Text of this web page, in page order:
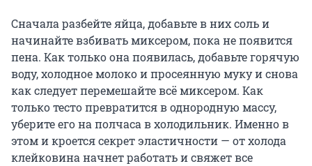
Сначала разбейте яйца, добавьте в них соль и
начинайте взбивать миксером, пока не появится
пена. Как только она появилась, добавьте горячую
воду, холодное молоко и просеянную муку и снова
как следует перемешайте всё миксером. Как
только тесто превратится в однородную массу,
уберите его на полчаса в холодильник. Именно в
этом и кроется секрет эластичности — от холода
клейковина начнет работать и свяжет все